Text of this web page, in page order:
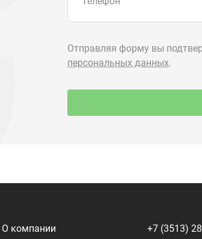
Доставка и оплата
+7 (3513)
г. Миасс, п.
ул.
Политика конфиденциальности